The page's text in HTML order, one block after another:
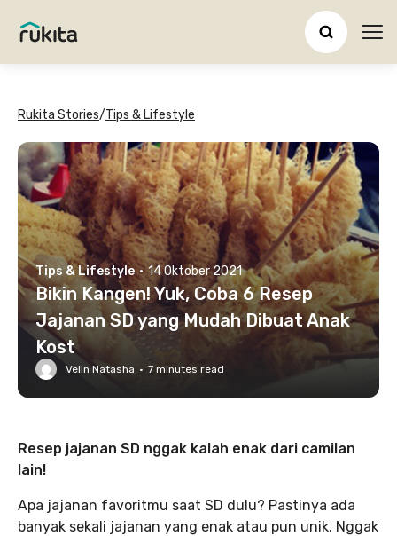
Rukita Stories/Tips & Lifestyle
Tips & Lifestyle · 14 Oktober 2021
Bikin Kangen! Yuk, Coba 6 Resep
Jajanan SD yang Mudah Dibuat Anak
Kost
Velin Natasha · 7 minutes read
Resep jajanan SD nggak kalah enak dari camilan
lain!
Apa jajanan favoritmu saat SD dulu? Pastinya ada
banyak sekali jajanan yang enak atau pun unik. Nggak